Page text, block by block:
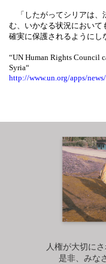
「したがってシリアは、
む、いかなる状況において
確実に保護されるようにし
“UN Human Rights Council
Syria“
http://www.un.org/apps/
人権が大切に
是非、みな